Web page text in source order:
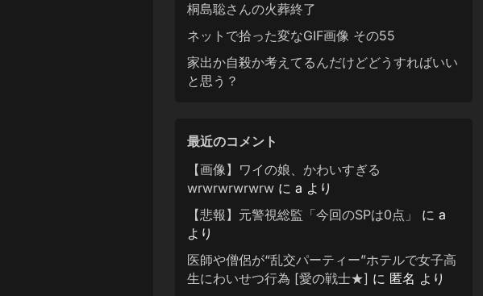
桐島聡さんの火葬終了
ネットで拾った変なGIF画像 その55
家出か自殺か考えてるんだけどどうすればいい
と思う？
最近のコメント
【画像】ワイの娘、かわいすぎる
wrwrwrwrwrwに a より
【悲報】元警視総監「今回のSPは0点」
に a
より
医師や僧侶が“乱交パーティー”ホテルで女子高
生にわいせつ行為 [愛の戦士★] に 匿名 より